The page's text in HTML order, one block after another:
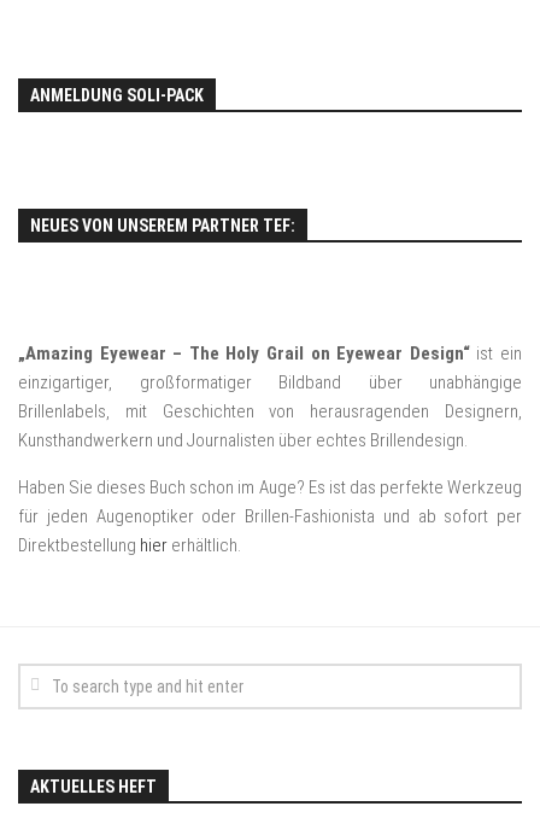
ANMELDUNG SOLI-PACK
NEUES VON UNSEREM PARTNER TEF:
„Amazing Eyewear – The Holy Grail on Eyewear Design“ist ein
einzigartiger, großformatiger Bildband über unabhängige
Brillenlabels, mit Geschichten von herausragenden Designern,
Kunsthandwerkern und Journalisten über echtes Brillendesign.
Haben Sie dieses Buch schon im Auge? Es ist das perfekte Werkzeug
für jeden Augenoptiker oder Brillen-Fashionista und ab sofort per
Direktbestellung hier erhältlich.
AKTUELLES HEFT